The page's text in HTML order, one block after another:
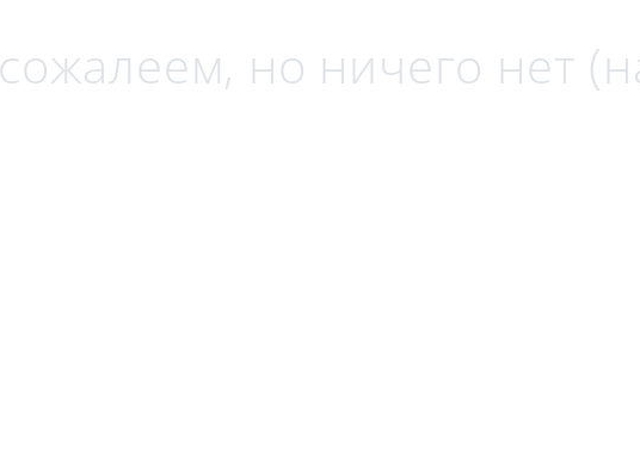
сожалеем, но ничего нет